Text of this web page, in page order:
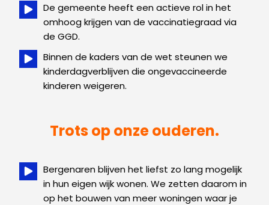
De gemeente heeft een actieve rol in het
omhoog krijgen van de vaccinatiegraad via
de GGD.
Binnen de kaders van de wet steunen we
kinderdagverblijven die ongevaccineerde
kinderen weigeren.
Trots op onze ouderen.
Bergenaren blijven het liefst zo lang mogelijk
in hun eigen wijk wonen. We zetten daarom in
op het bouwen van meer woningen waar je